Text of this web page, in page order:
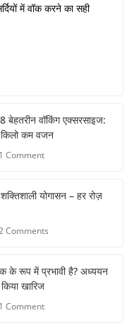
में वॉक करने का सही
बेहतरीन वॉकिंग एक्सरसाइज:
किलो कम वजन
1 Comment
योगासन – हर रोज़
Comments
के रूप में प्रभावी है? अध्ययन
खारिज
1 Comment